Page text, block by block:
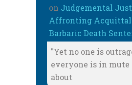
on Judgemental
Affronting
Barbaric Death
"Yet no one is
everyone is in mute
about